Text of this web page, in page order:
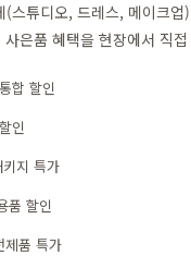
스튜디오, 드레스, 메이크
은품 혜택을 현장에서 직
합 할인
인
지 특가
품 할인
제품 특가